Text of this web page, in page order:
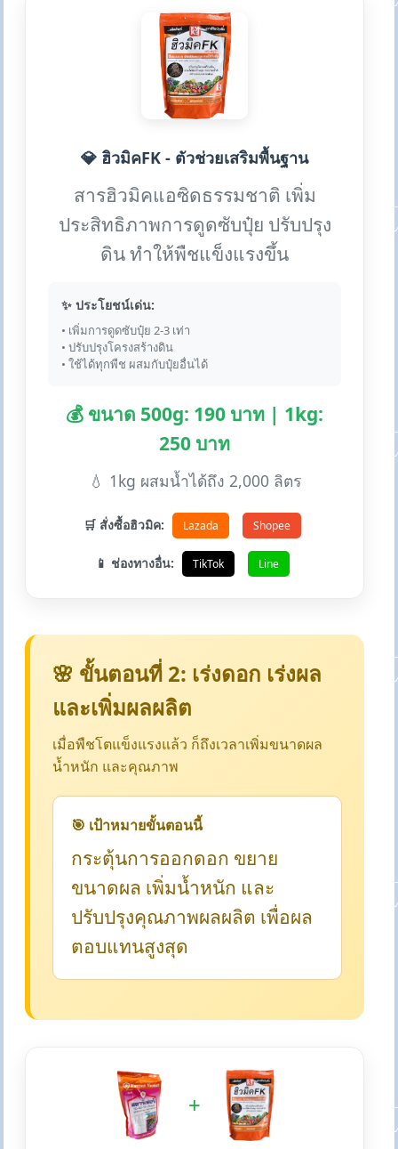
💎 ฮิวมิคFK - ตัวช่วยเสริมพื้นฐาน
สารฮิวมิคแอซิดธรรมชาติ เพิ่ม
ประสิทธิภาพการดูดซับปุ๋ย ปรับปรุง
ดิน ทำให้พืชแข็งแรงขึ้น
✨ ประโยชน์เด่น:
• เพิ่มการดูดซับปุ๋ย 2-3 เท่า
• ปรับปรุงโครงสร้างดิน
• ใช้ได้ทุกพืช ผสมกับปุ๋ยอื่นได้
💰 ขนาด 500g: 190 บาท | 1kg:
250 บาท
💧 1kg ผสมน้ำได้ถึง 2,000 ลิตร
🛒 สั่งซื้อฮิวมิค: Lazada Shopee
📱 ช่องทางอื่น: TikTok Line
🌸 ขั้นตอนที่ 2: เร่งดอก เร่งผล
และเพิ่มผลผลิต
เมื่อพืชโตแข็งแรงแล้ว ก็ถึงเวลาเพิ่มขนาดผล
น้ำหนัก และคุณภาพ
🎯 เป้าหมายขั้นตอนนี้
กระตุ้นการออกดอก ขยาย
ขนาดผล เพิ่มน้ำหนัก และ
ปรับปรุงคุณภาพผลผลิต เพื่อผล
ตอบแทนสูงสุด
+